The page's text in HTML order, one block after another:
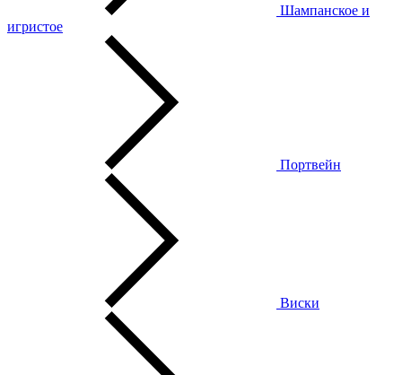
Шампанское и
игристое
Портвейн
Виски